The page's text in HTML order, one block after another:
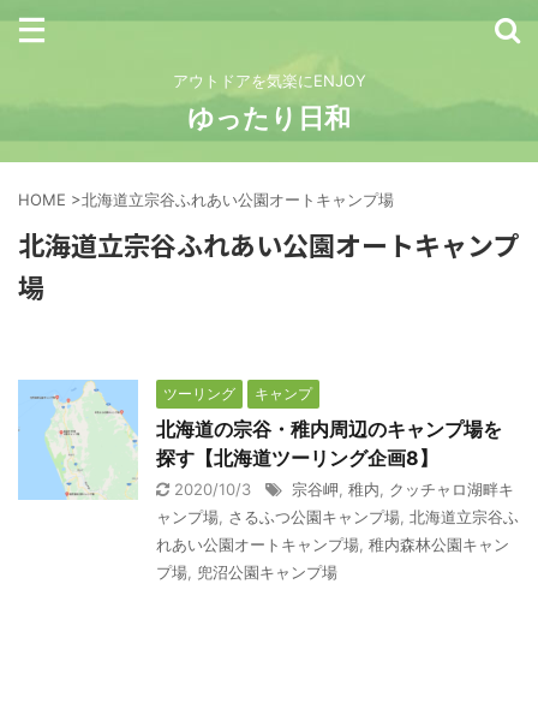
アウトドアを気楽にENJOY
ゆったり日和
HOME >北海道立宗谷ふれあい公園オートキャンプ場
北海道立宗谷ふれあい公園オートキャンプ
場
ツーリング キャンプ
北海道の宗谷・稚内周辺のキャンプ場を
探す【北海道ツーリング企画8】
2020/10/3 宗谷岬 稚内
クッチャロ湖畔キ
ャンプ場 さるふつ公園キャンプ場 北海道立宗谷ふ
れあい公園オートキャンプ場 稚内森林公園キャン
プ場 兜沼公園キャンプ場